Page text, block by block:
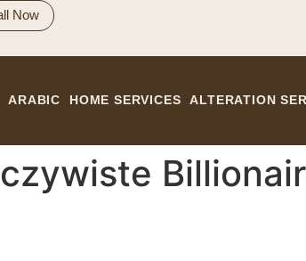
Now
ARABIC HOME SERVICES ALTERATION